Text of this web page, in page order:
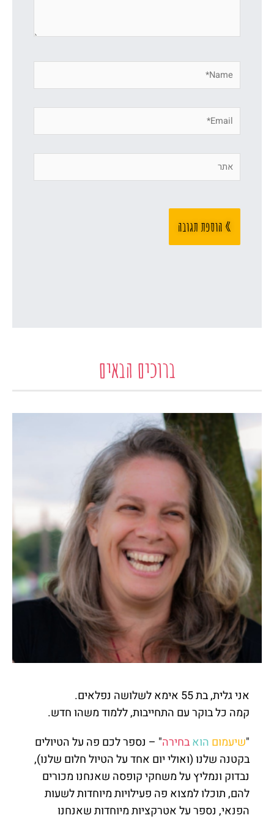
ברוכים הבאים
אני גלית, בת 55 אימא לשלושה נפלאים.
קמה כל בוקר עם התחייבות, ללמוד משהו חדש.
"שיעמום הואבחירה" – נספר לכם פה על הטיולים
בקטנה שלנו (ואולי יום אחד על הטיול חלום שלנו),
נבדוק ונמליץ על משחקי קופסה שאנחנו מכורים
להם, תוכלו למצוא פה פעילויות מיוחדות לשעות
הפנאי, נספר על אטרקציות מיוחדות שאנחנו
Name*
Email*
אתר